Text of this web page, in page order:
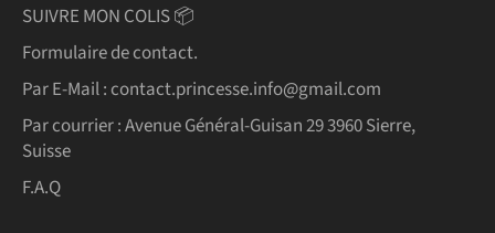
SUIVRE MON COLIS 📦
Formulaire de contact.
Par E-Mail : contact.princesse.info@gmail.com
Par courrier : Avenue Général-Guisan 29 3960 Sierre,
Suisse
F.A.Q